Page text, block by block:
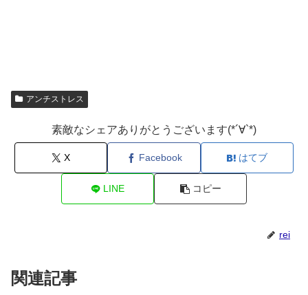
アンチストレス
素敵なシェアありがとうございます(*´∀`*)
X Facebook はてブ
LINE コピー
rei
関連記事